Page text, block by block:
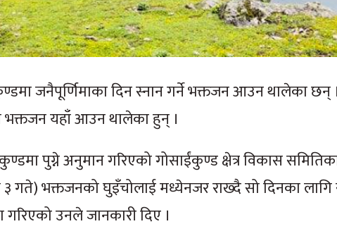
जनैपूर्णिमाका दिन स्नान गर्ने भक्तजन आउन थालेका छन्
भक्तजन यहाँ आउन थालेका हुन् ।
पुग्ने अनुमान गरिएको गोसाईंकुण्ड क्षेत्र विकास
गते) भक्तजनको घुइँचोलाई मध्येनजर राख्दै सो दिनका लागि
उनले जानकारी दिए ।